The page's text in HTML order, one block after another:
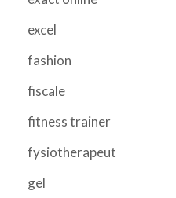
excel
fashion
fiscale
fitness trainer
fysiotherapeut
gel